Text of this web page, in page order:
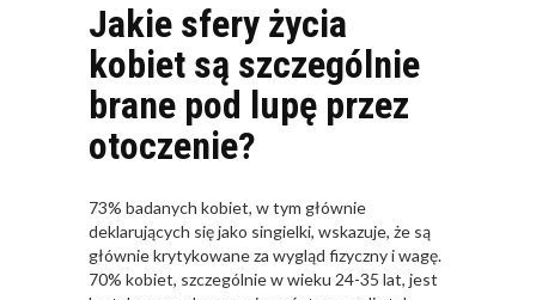
Jakie sfery życia
kobiet są szczególnie
brane pod lupę przez
otoczenie?
73% badanych kobiet, w tym głównie
deklarujących się jako singielki, wskazuje, że są
głównie krytykowane za wygląd fizyczny i wagę.
70% kobiet, szczególnie w wieku 24-35 lat, jest